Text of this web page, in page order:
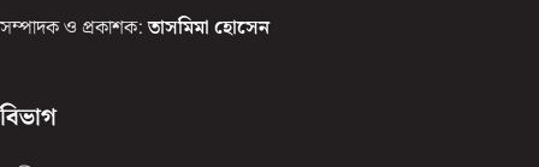
সম্পাদক ও প্রকাশক: তাসমিমা হোসেন
বিভাগ